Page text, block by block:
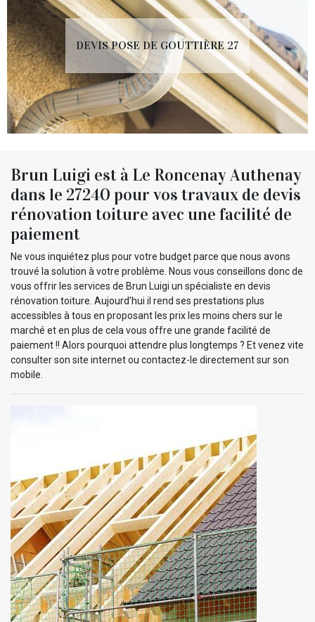
DEVIS POSE DE GOUTTIÈRE 27
Brun Luigi est à Le Roncenay Authenay
dans le 27240 pour vos travaux de devis
rénovation toiture avec une facilité de
paiement
Ne vous inquiétez plus pour votre budget parce que nous avons
trouvé la solution à votre problème. Nous vous conseillons donc de
vous offrir les services de Brun Luigi un spécialiste en devis
rénovation toiture. Aujourd’hui il rend ses prestations plus
accessibles à tous en proposant les prix les moins chers sur le
marché et en plus de cela vous offre une grande facilité de
paiement !! Alors pourquoi attendre plus longtemps ? Et venez vite
consulter son site internet ou contactez-le directement sur son
mobile.